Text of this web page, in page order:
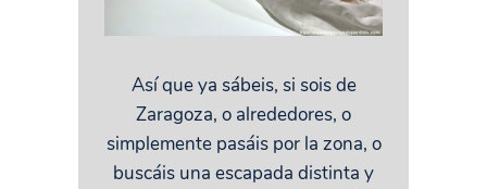
Así que ya sábeis, si sois de
Zaragoza, o alrededores, o
simplemente pasáis por la zona, o
buscáis una escapada distinta y